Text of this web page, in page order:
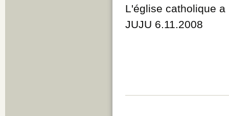
L'église catholique a
JUJU 6.11.2008